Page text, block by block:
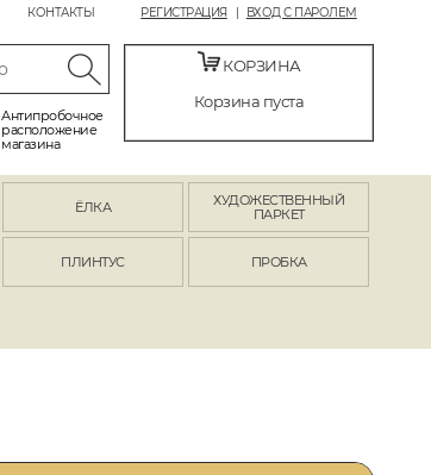
РЕГИСТРАЦИЯ ВХОД С ПАРОЛЕМ
КОНТАКТЫ
Антипробочное
расположение
магазина
КОРЗИНА
Корзина пуста
ЁЛКА
ХУДОЖЕСТВЕННЫЙ
ПАРКЕТ
ПЛИНТУС ПРОБКА